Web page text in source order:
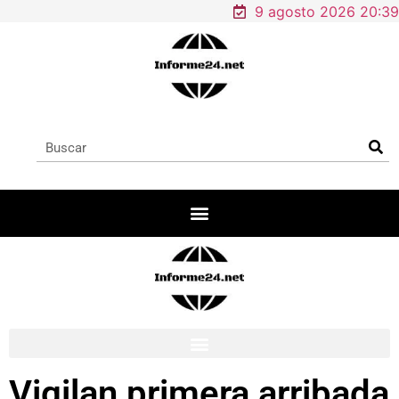
9 agosto 2026 20:39